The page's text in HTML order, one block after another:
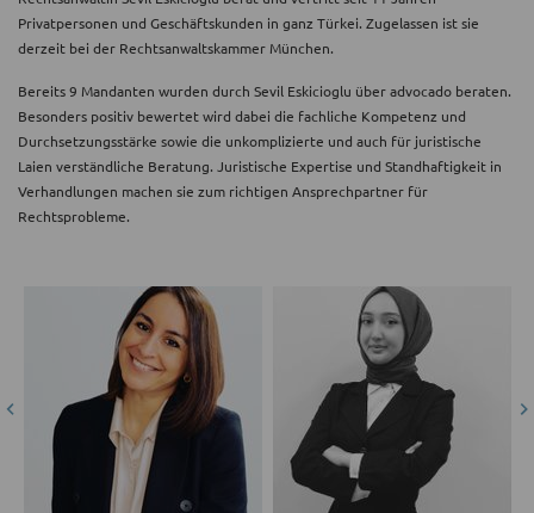
Privatpersonen und Geschäftskunden in ganz Türkei. Zugelassen ist sie
derzeit bei der Rechtsanwaltskammer München.
Bereits 9 Mandanten wurden durch Sevil Eskicioglu über advocado beraten.
Besonders positiv bewertet wird dabei die fachliche Kompetenz und
Durchsetzungsstärke sowie die unkomplizierte und auch für juristische
Laien verständliche Beratung. Juristische Expertise und Standhaftigkeit in
Verhandlungen machen sie zum richtigen Ansprechpartner für
Rechtsprobleme.